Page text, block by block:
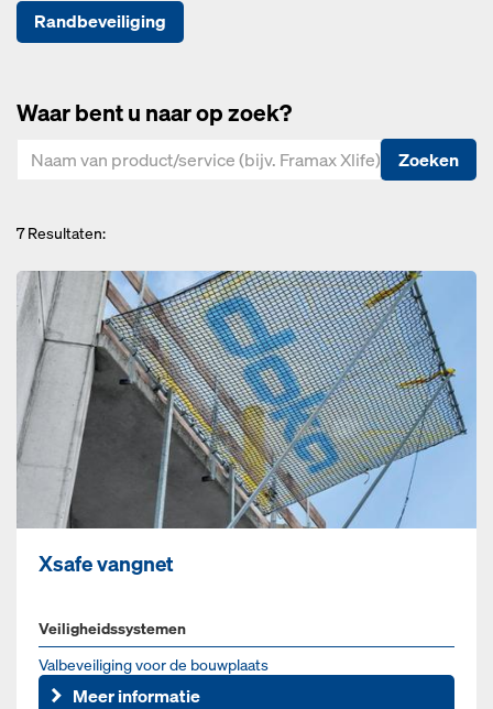
Randbeveiliging
Waar bent u naar op zoek?
Zoeken
7Resultaten:
Xsafe vangnet
Veiligheidssystemen
Valbeveiliging voor de bouwplaats
Meer informatie